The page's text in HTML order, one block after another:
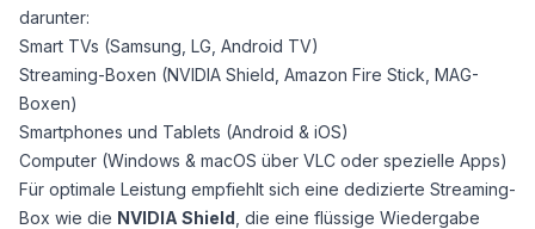
darunter:
Smart TVs (Samsung, LG, Android TV)
Streaming-Boxen (NVIDIA Shield, Amazon Fire Stick, MAG-
Boxen)
Smartphones und Tablets (Android & iOS)
Computer (Windows & macOS über VLC oder spezielle Apps)
Für optimale Leistung empfiehlt sich eine dedizierte Streaming-
Box wie die NVIDIA Shield , die eine flüssige Wiedergabe